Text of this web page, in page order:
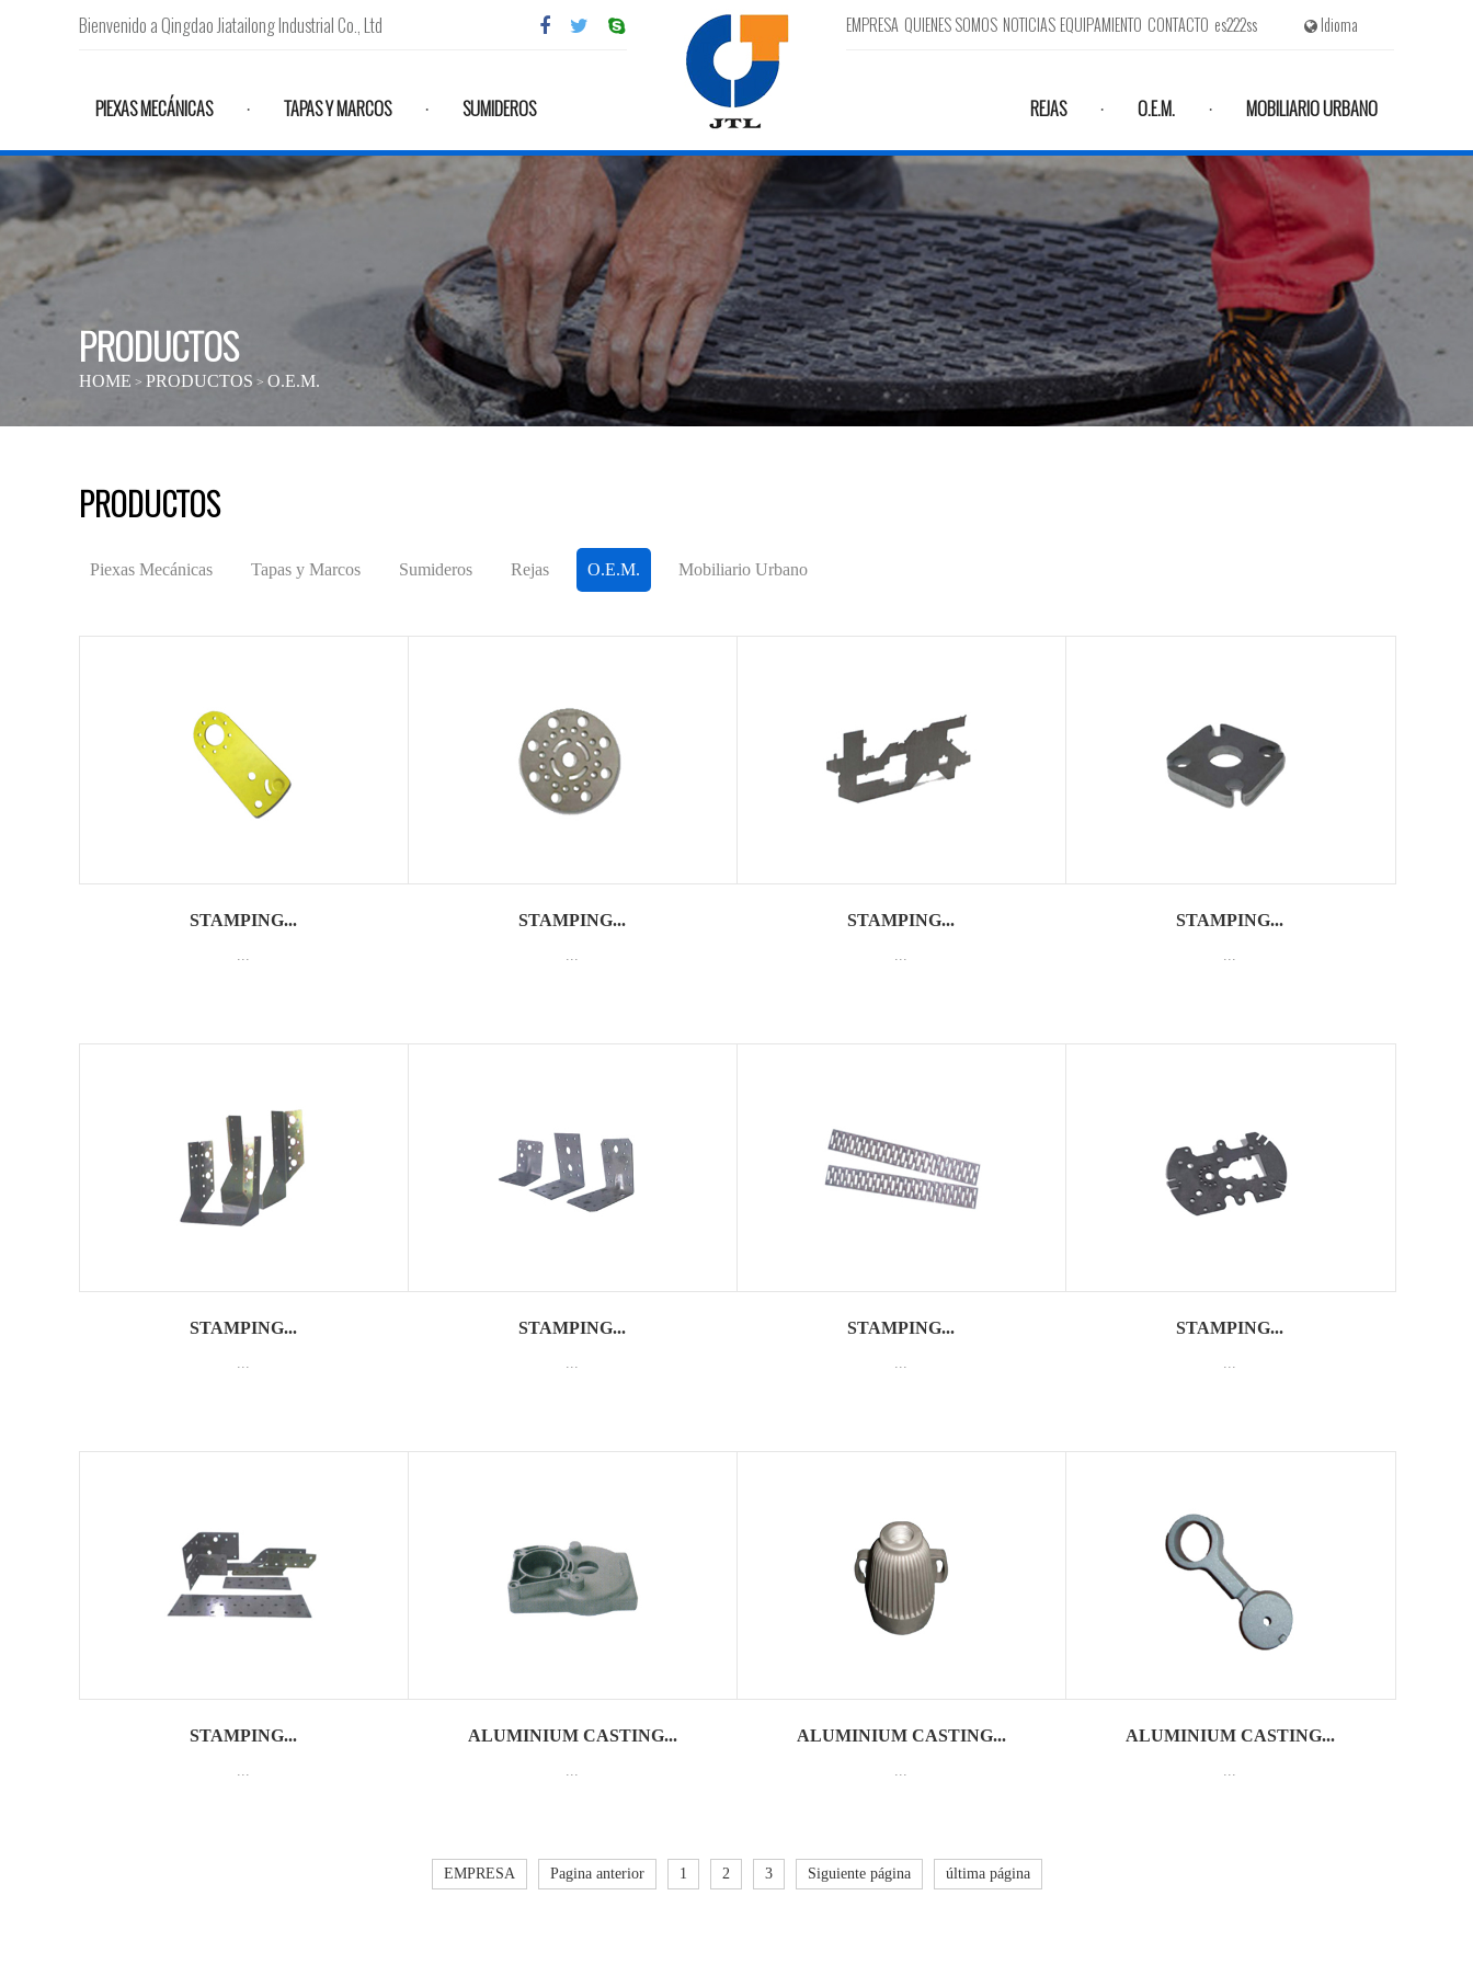
Bienvenido a Qingdao Jiatailong Industrial Co., Ltd EMPRESA QUIENES SOMOS NOTICIAS EQUIPAMIENTO CONTACTO es222ss Idioma
PIEXAS MECÁNICAS · TAPAS Y MARCOS · SUMIDEROS REJAS · O.E.M. · MOBILIARIO URBANO
PRODUCTOS
HOME > PRODUCTOS > O.E.M.
PRODUCTOS
Piexas Mecánicas Tapas y Marcos Sumideros Rejas O.E.M. Mobiliario Urbano
STAMPING...
...
STAMPING...
...
STAMPING...
...
STAMPING...
...
STAMPING...
...
STAMPING...
...
STAMPING...
...
STAMPING...
...
STAMPING...
...
ALUMINIUM CASTING...
...
ALUMINIUM CASTING...
...
ALUMINIUM CASTING...
...
EMPRESA Pagina anterior 1 2 3 Siguiente página última página